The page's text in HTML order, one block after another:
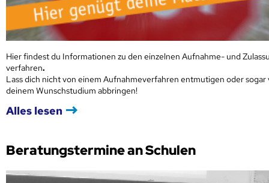
Hier findest du Informationen zu den einzelnen Aufnahme- und
verfahren.
Lass dich nicht von einem Aufnahmeverfahren entmutigen oder sogar
deinem Wunschstudium abbringen!
Alles lesen
Beratungstermine an Schulen